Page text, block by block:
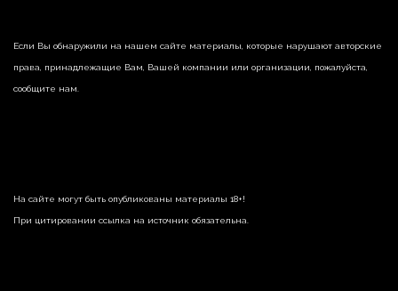
Если Вы обнаружили на нашем сайте материалы, которые нарушают авторские
права, принадлежащие Вам, Вашей компании или организации, пожалуйста,
сообщите нам.
На сайте могут быть опубликованы материалы 18+!
При цитировании ссылка на источник обязательна.